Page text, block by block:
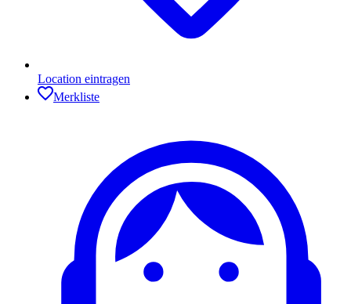
Location eintragen
Merkliste